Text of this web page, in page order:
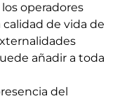
operadores
de vida de
añadir a toda
del